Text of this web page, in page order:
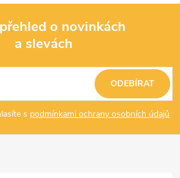
o novinkách
a slevách
s podmínkami ochrany osobních údajů
ODEBÍRAT